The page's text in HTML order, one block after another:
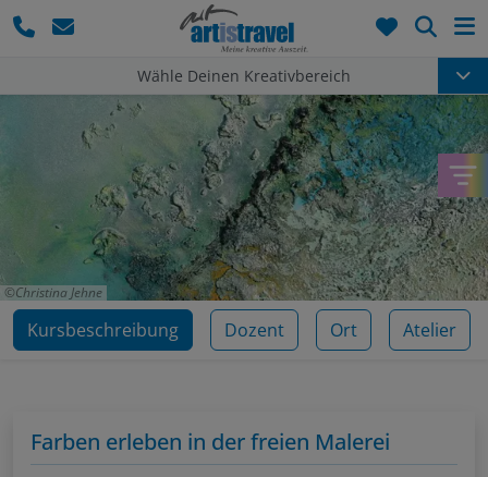
Wähle Deinen Kreativbereich
Christina Jehne
Kursbeschreibung Dozent Ort Atelier
Farben erleben in der freien Malerei